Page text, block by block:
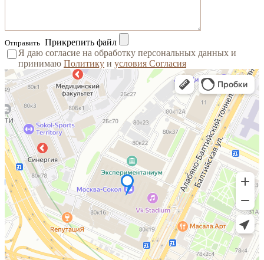
Отправить Прикрепить файл
Я даю согласие на обработку персональных данных и
принимаю Политику и условия Согласия